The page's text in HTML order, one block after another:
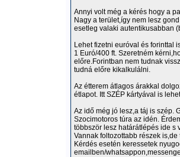
Annyi volt még a kérés hogy a
Nagy a terület,így nem lesz
esetleg valaki autentikusabban
Lehet fizetni euróval és forinttal
1 Euró/400 ft. Szeretném
előre.Forintban nem tudnak
tudná előre kikalkulálni.
Az étterem átlagos árakkal
étlapot. Itt SZÉP kártyával is
Az idő még jó lesz,a táj is szép.
Szocimotoros túra az idén.
többször lesz határátlépés ide s
Vannak foltozottabb részek
Kérdés esetén keressetek
emailben/